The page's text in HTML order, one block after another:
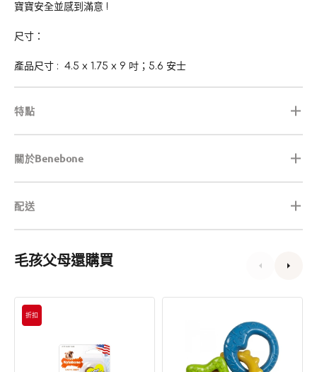
寶寶安全並感到滿意 !
尺寸：
產品尺寸‏ : ‎ 4.5 x 1.75 x 9 吋；5.6 安士
特點
關於Benebone
配送
毛孩父母還購買
幼
犬
折扣